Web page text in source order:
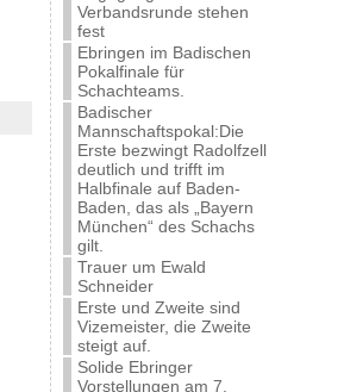
Verbandsrunde stehen
fest
Ebringen im Badischen
Pokalfinale für
Schachteams.
Badischer
Mannschaftspokal:Die
Erste bezwingt Radolfzell
deutlich und trifft im
Halbfinale auf Baden-
Baden, das als „Bayern
München“ des Schachs
gilt.
Trauer um Ewald
Schneider
Erste und Zweite sind
Vizemeister, die Zweite
steigt auf.
Solide Ebringer
Vorstellungen am 7.